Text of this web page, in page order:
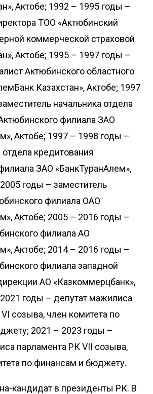
Актобе; 1992 – 1995 годы –
ТОО «Актюбинский
коммерческой страховой
Актобе; 1995 – 1997 годы –
Актюбинского областного
Казахстан», Актобе; 1997
начальника отдела
филиала ЗАО
Актобе; 1997 – 1998 годы –
отдела кредитования
ЗАО «БанкТуранАлем»,
годы – заместитель
филиала ОАО
Актобе; 2005 – 2016 годы –
филиала АО
Актобе; 2014 – 2016 годы –
филиала западной
АО «Казкоммерцбанк»,
годы – депутат мажилиса
созыва, член комитета по
2021 – 2023 годы –
парламента РК VII созыва,
по финансам и бюджету.
кандидат в президенты РК. В